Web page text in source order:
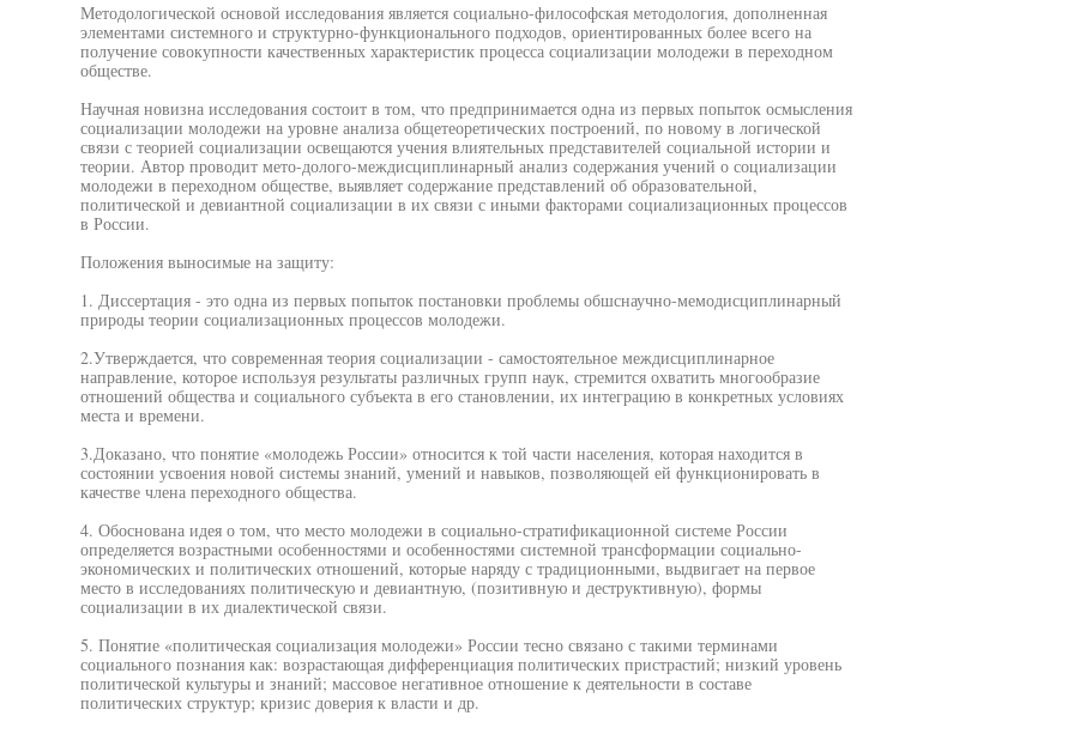
Методологической основой исследования является социально-философская методология, дополненная
элементами системного и структурно-функционального подходов, ориентированных более всего на
получение совокупности качественных характеристик процесса социализации молодежи в переходном
обществе.
Научная новизна исследования состоит в том, что предпринимается одна из первых попыток осмысления
социализации молодежи на уровне анализа общетеоретических построений, по новому в логической
связи с теорией социализации освещаются учения влиятельных представителей социальной истории и
теории. Автор проводит мето-долого-междисциплинарный анализ содержания учений о социализации
молодежи в переходном обществе, выявляет содержание представлений об образовательной,
политической и девиантной социализации в их связи с иными факторами социализационных процессов
в России.
Положения выносимые на защиту:
1. Диссертация - это одна из первых попыток постановки проблемы обшснаучно-мемодисциплинарный
природы теории социализационных процессов молодежи.
2.Утверждается, что современная теория социализации - самостоятельное междисциплинарное
направление, которое используя результаты различных групп наук, стремится охватить многообразие
отношений общества и социального субъекта в его становлении, их интеграцию в конкретных условиях
места и времени.
3.Доказано, что понятие «молодежь России» относится к той части населения, которая находится в
состоянии усвоения новой системы знаний, умений и навыков, позволяющей ей функционировать в
качестве члена переходного общества.
4. Обоснована идея о том, что место молодежи в социально-стратификационной системе России
определяется возрастными особенностями и особенностями системной трансформации социально-
экономических и политических отношений, которые наряду с традиционными, выдвигает на первое
место в исследованиях политическую и девиантную, (позитивную и деструктивную), формы
социализации в их диалектической связи.
5. Понятие «политическая социализация молодежи» России тесно связано с такими терминами
социального познания как: возрастающая дифференциация политических пристрастий; низкий уровень
политической культуры и знаний; массовое негативное отношение к деятельности в составе
политических структур; кризис доверия к власти и др.